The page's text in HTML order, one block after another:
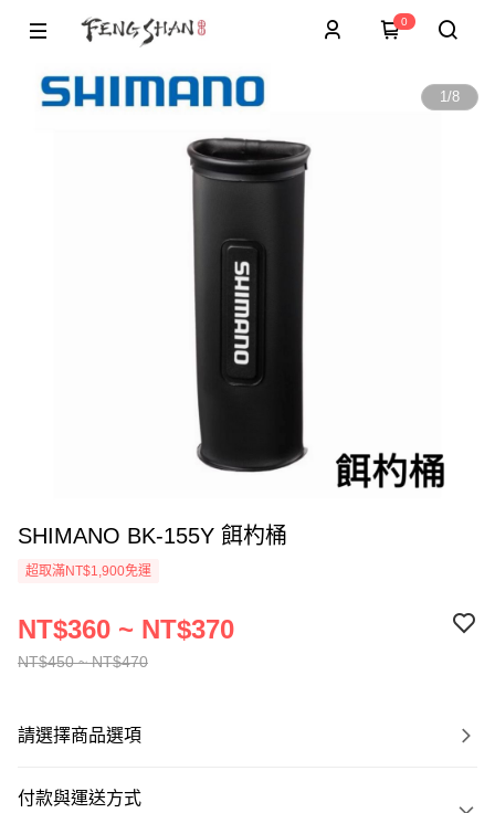
0
1/8
SHIMANO BK-155Y 餌杓桶
超取滿NT$1,900免運
NT$450 ~ NT$470
NT$360 ~ NT$370
請選擇商品選項
付款與運送方式